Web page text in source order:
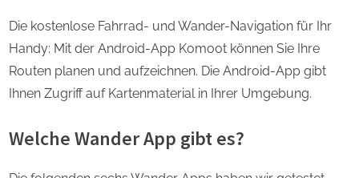
Die kostenlose Fahrrad- und Wander-Navigation für Ihr
Handy: Mit der Android-App Komoot können Sie Ihre
Routen planen und aufzeichnen. Die Android-App gibt
Ihnen Zugriff auf Kartenmaterial in Ihrer Umgebung.
Welche Wander App gibt es?